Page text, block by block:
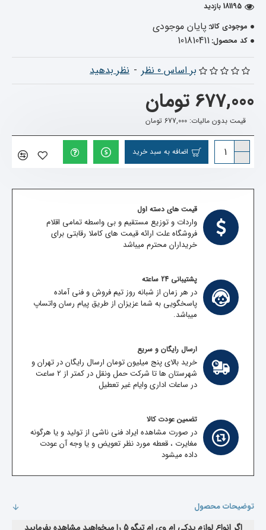
موجودی کالا: پایان موجودی
کد محصول: 101810411
181195 بازدید
بر اساس 0 نظر - نظر بدهید
677,000 تومان
قیمت بدون مالیات: 677,000 تومان
اضافه به سبد خرید
قیمت های دسته اول
واردات و توزیع مستقیم و بی واسطه تمامی اقلام
فروشگاه علت ارائه قیمت های کاملا رقابتی برای
خریداران محترم میباشد
پشتیبانی 24 ساعته
در هر زمان از شبانه روز تیم فروش و فنی آماده
پاسخگویی به شما عزیزان از طریق پیام رسان واتساپ
میباشد.
ارسال رایگان و سریع
خرید بالای پنج میلیون تومان ارسال رایگان در تهران و
شهرستان ها تا شرکت حمل ونقل در کمتر از 2 ساعت
در ساعات اداری وایام غیر تعطیل
تضمین عودت کالا
در صورت مشاهده ایراد فنی ناشی از تولید و یا هرگونه
مغایرت ، قعطه مورد نظر تعویض و یا وجه آن عودت
داده میشود
توضیحات محصول